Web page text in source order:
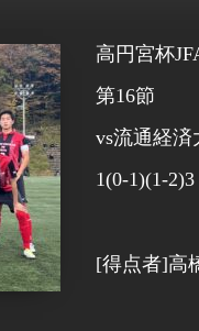
高円宮杯
第16節
vs流通経済
1(0-1)(1-2)3
[得点者]高